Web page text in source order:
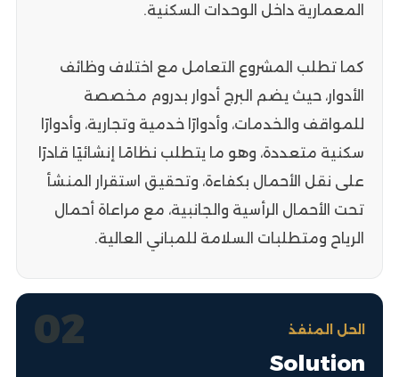
المعمارية داخل الوحدات السكنية.
كما تطلب المشروع التعامل مع اختلاف وظائف
الأدوار، حيث يضم البرج أدوار بدروم مخصصة
للمواقف والخدمات، وأدوارًا خدمية وتجارية، وأدوارًا
سكنية متعددة، وهو ما يتطلب نظامًا إنشائيًا قادرًا
على نقل الأحمال بكفاءة، وتحقيق استقرار المنشأ
تحت الأحمال الرأسية والجانبية، مع مراعاة أحمال
الرياح ومتطلبات السلامة للمباني العالية.
02 الحل المنفذ
Solution